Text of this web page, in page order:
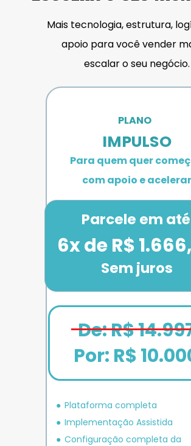
Mais tecnologia, estrutura,
apoio para você vender
escalar o seu negócio.
Parcele em até
Plataforma completa
Implementação Assistida
Configuração completa da
6x de R$
Sem juros
PLANO
IMPULSO
Para quem quer
com apoio e acelerar
De: R$
Por: R$